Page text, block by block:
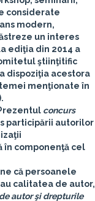
considerate
modern,
un interes
ediţia din 2014 a
ştiinţitific
dispoziţia acestora
menţionate în
concurs
participării autorilor
în componenţă cel
că persoanele
calitatea de autor,
autor şi drepturile